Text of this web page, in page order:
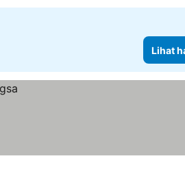
Lihat